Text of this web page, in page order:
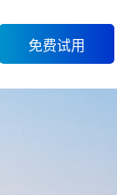
免费试用